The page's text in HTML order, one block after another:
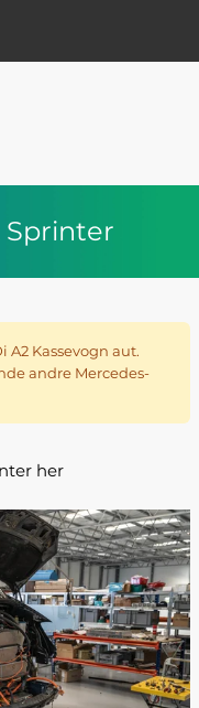
Sprinter
A2 Kassevogn aut.
andre Mercedes-
her